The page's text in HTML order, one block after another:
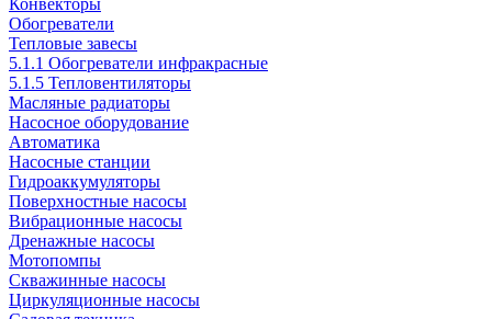
Конвекторы
Обогреватели
Тепловые завесы
5.1.1 Обогреватели инфракрасные
5.1.5 Тепловентиляторы
Масляные радиаторы
Насосное оборудование
Автоматика
Насосные станции
Гидроаккумуляторы
Поверхностные насосы
Вибрационные насосы
Дренажные насосы
Мотопомпы
Скважинные насосы
Циркуляционные насосы